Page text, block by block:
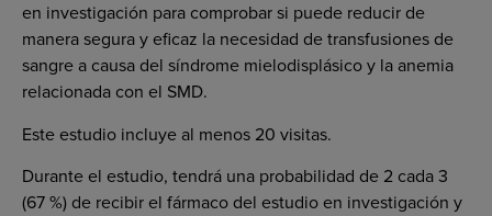
en investigación para comprobar si puede reducir de
manera segura y eficaz la necesidad de transfusiones de
sangre a causa del síndrome mielodisplásico y la anemia
relacionada con el SMD.
Este estudio incluye al menos 20 visitas.
Durante el estudio, tendrá una probabilidad de 2 cada 3
(67 %) de recibir el fármaco del estudio en investigación y